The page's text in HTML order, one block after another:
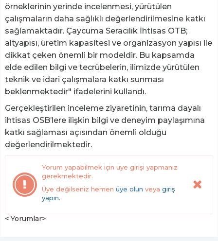
örneklerinin yerinde incelenmesi, yürütülen
çalışmaların daha sağlıklı değerlendirilmesine katkı
sağlamaktadır. Çaycuma Seracılık İhtisas OTB;
altyapısı, üretim kapasitesi ve organizasyon yapısı ile
dikkat çeken önemli bir modeldir. Bu kapsamda
elde edilen bilgi ve tecrübelerin, ilimizde yürütülen
teknik ve idari çalışmalara katkı sunması
beklenmektedir" ifadelerini kullandı.
Gerçekleştirilen inceleme ziyaretinin, tarıma dayalı
ihtisas OSB’lere ilişkin bilgi ve deneyim paylaşımına
katkı sağlaması açısından önemli olduğu
değerlendirilmektedir.
Yorum yapabilmek için üye girişi yapmanız
gerekmektedir.
Üye değilseniz hemen üye olun veya giriş
yapın..
< Yorumlar>